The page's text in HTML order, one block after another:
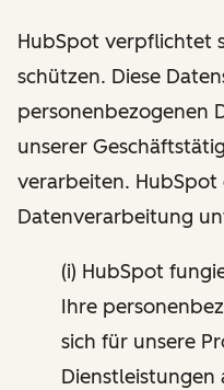
HubSpot verpflichtet
schützen. Diese
personenbezogenen
unserer
verarbeiten.
Datenverarbeitung
(i) HubSpot
Ihre
sich für unsere
Dienstleistungen